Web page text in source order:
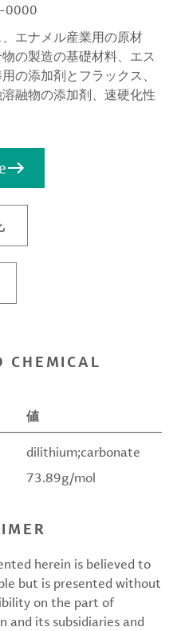
0000
エナメル産業用の原材
の製造の基礎材料、エス
の添加剤とフラックス、
融物の添加剤、速硬化性
CHEMICAL
値
dilithium;carbonate
73.89g/mol
herein is believed to
but is presented without
on the part of
and its subsidiaries and